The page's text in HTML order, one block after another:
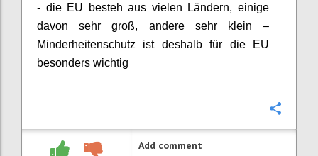
- die EU besteh aus vielen Ländern, einige
davon sehr groß, andere sehr klein –
Minderheitenschutz ist deshalb für die EU
besonders wichtig
Add comment